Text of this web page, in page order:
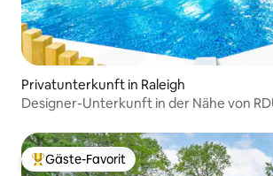
Privatunterkunft in Raleigh
Designer-Unterkunft in der Nähe von
Beliebter Gäste-Favorit.
Gäste-Favorit